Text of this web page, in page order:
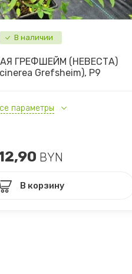
В наличии
ГРЕФШЕЙМ (НЕВЕСТА)
Grefsheim), Р9
параметры
BYN
В корзину